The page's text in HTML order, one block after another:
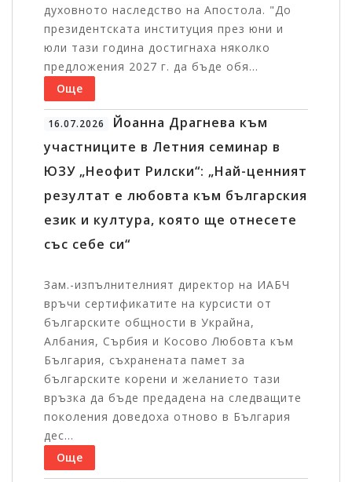
духовното наследство на Апостола. "До
президентската институция през юни и
юли тази година достигнаха няколко
предложения 2027 г. да бъде обя...
Още
16.07.2026
Йоанна Драгнева към
участниците в Летния семинар в
ЮЗУ „Неофит Рилски“: „Най-ценният
резултат е любовта към българския
език и култура, която ще отнесете
със себе си“
Зам.-изпълнителният директор на ИАБЧ
връчи сертификатите на курсисти от
българските общности в Украйна,
Албания, Сърбия и Косово Любовта към
България, съхранената памет за
българските корени и желанието тази
връзка да бъде предадена на следващите
поколения доведоха отново в България
дес...
Още